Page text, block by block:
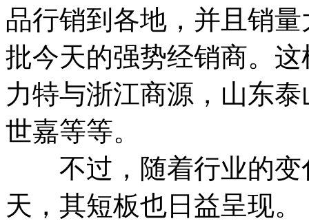
品行销到各地，并且销
批今天的强势经销商。
力特与浙江商源，山东
世嘉等等。
不过，随着行业的变
天，其短板也日益呈现。